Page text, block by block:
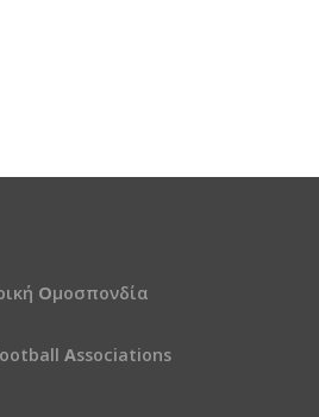
Ομοσπονδία
ootball Associations